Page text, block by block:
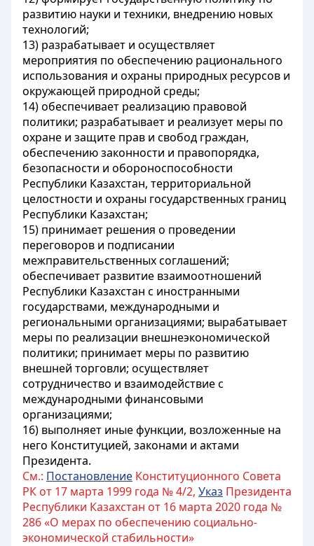
развитию науки и техники, внедрению новых
технологий;
13) разрабатывает и осуществляет
мероприятия по обеспечению рационального
использования и охраны природных ресурсов и
окружающей природной среды;
14) обеспечивает реализацию правовой
политики; разрабатывает и реализует меры по
охране и защите прав и свобод граждан,
обеспечению законности и правопорядка,
безопасности и обороноспособности
Республики Казахстан, территориальной
целостности и охраны государственных границ
Республики Казахстан;
15) принимает решения о проведении
переговоров и подписании
межправительственных соглашений;
обеспечивает развитие взаимоотношений
Республики Казахстан с иностранными
государствами, международными и
региональными организациями; вырабатывает
меры по реализации внешнеэкономической
политики; принимает меры по развитию
внешней торговли; осуществляет
сотрудничество и взаимодействие с
международными финансовыми
организациями;
16) выполняет иные функции, возложенные на
него Конституцией, законами и актами
Президента.
См.: Постановление Конституционного Совета
РК от 17 марта 1999 года № 4/2, Указ Президента
Республики Казахстан от 16 марта 2020 года №
286 «О мерах по обеспечению социально-
экономической стабильности»